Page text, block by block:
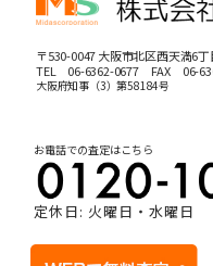
〒530-0047 大阪市北区西天満6
TEL 06-6362-0677FAX 06-
大阪府知事（3）第58184号
お電話での査定はこちら
定休日: 火曜日・水曜日